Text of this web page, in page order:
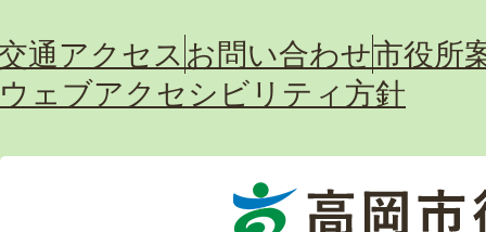
通アクセス お問い合わせ市役所
ウェブアクセシビリティ方針